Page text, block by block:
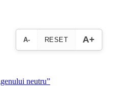
A- RESET A+
neutru”